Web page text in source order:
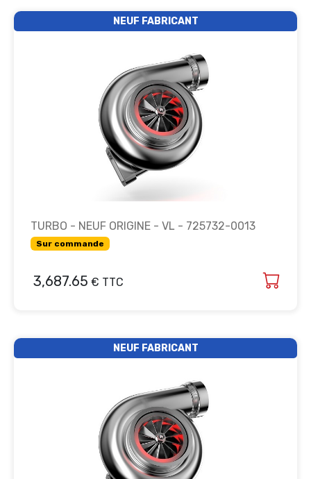
NEUF FABRICANT
TURBO - NEUF ORIGINE - VL - 725732-0013
Sur commande
3,687.65 € TTC
NEUF FABRICANT